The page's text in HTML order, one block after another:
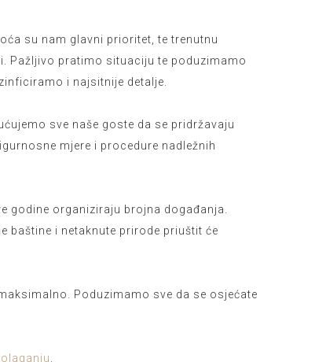
su nam glavni prioritet, te trenutnu
Pažljivo pratimo situaciju te poduzimamo
i najsitnije detalje.
sve naše goste da se pridržavaju
mjere i procedure nadležnih
godine organiziraju brojna događanja.
baštine i netaknute prirode priuštit će
Poduzimamo sve da se osjećate